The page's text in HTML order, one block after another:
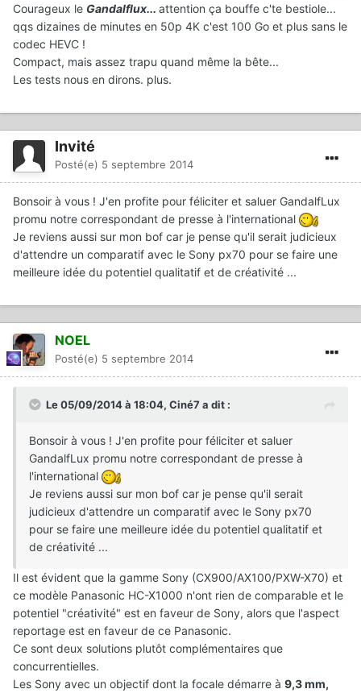
Courageux le Gandalflux... attention ça bouffe c'te bestiole...
qqs dizaines de minutes en 50p 4K c'est 100 Go et plus sans le
codec HEVC !
Compact, mais assez trapu quand même la bête...
Les tests nous en dirons. plus.
Invité
Posté(e) 5 septembre 2014
Bonsoir à vous ! J'en profite pour féliciter et saluer GandalfLux
promu notre correspondant de presse à l'international
Je reviens aussi sur mon bof car je pense qu'il serait judicieux
d'attendre un comparatif avec le Sony px70 pour se faire une
meilleure idée du potentiel qualitatif et de créativité ...
NOEL
Posté(e) 5 septembre 2014
Le 05/09/2014 à 18:04, Ciné7 a dit :
Bonsoir à vous ! J'en profite pour féliciter et saluer
GandalfLux promu notre correspondant de presse à
l'international
Je reviens aussi sur mon bof car je pense qu'il serait
judicieux d'attendre un comparatif avec le Sony px70
pour se faire une meilleure idée du potentiel qualitatif et
de créativité ...
Il est évident que la gamme Sony (CX900/AX100/PXW-X70) et
ce modèle Panasonic HC-X1000 n'ont rien de comparable et le
potentiel "créativité" est en faveur de Sony, alors que l'aspect
reportage est en faveur de ce Panasonic.
Ce sont deux solutions plutôt complémentaires que
concurrentielles.
Les Sony avec un objectif dont la focale démarre à 9,3 mm,